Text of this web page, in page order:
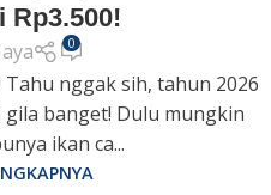
Rp3.500!
0
Tahu nggak sih, tahun 2026
banget! Dulu mungkin
ikan ca...